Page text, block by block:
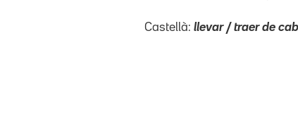
Castellà: llevar / traer de